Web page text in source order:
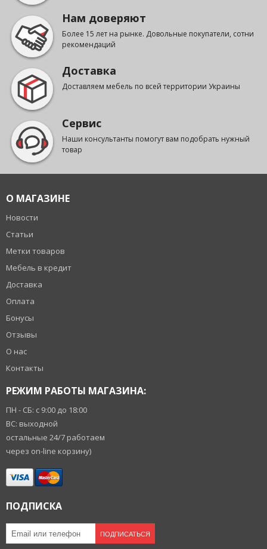
Нам доверяют
Более 15 лет на рынке. Довольные покупатели, сотни
рекомендаций
Доставка
Доставляем мебель по всей территории Украины
Сервис
Наши консультанты помогут вам подобрать нужный
товар
О МАГАЗИНЕ
Новости
Статьи
Метки товаров
Мебель в кредит
Доставка
Оплата
Бонусы
Отзывы
О нас
Контакты
РЕЖИМ РАБОТЫ МАГАЗИНА:
ПН - СБ: с 9:00 до 18:00
ВС: выходной
остальные 24/7 работаем
через on-line корзину)
ПОДПИСКА
ПОДПИСАТЬСЯ